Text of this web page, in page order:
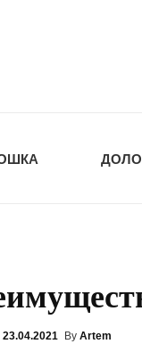
Posted
23.04.2021 By Artem